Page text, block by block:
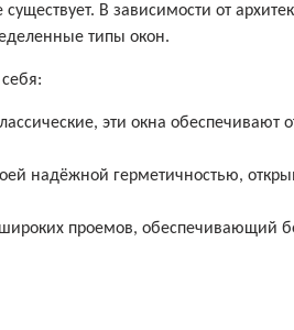
В зависимости от
типы окон.
эти окна обеспечивают
надёжной герметичностью,
проемов, обеспечивающий